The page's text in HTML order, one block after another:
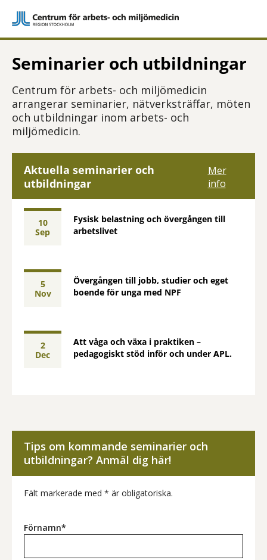
Seminarier och utbildningar
Centrum för arbets- och miljömedicin
arrangerar seminarier, nätverksträffar, möten
och utbildningar inom arbets- och
miljömedicin.
Aktuella seminarier och
utbildningar
Mer
info
10
sep
Fysisk belastning och övergången till
arbetslivet
5
nov
Övergången till jobb, studier och eget
boende för unga med NPF
2
dec
Att våga och växa i praktiken –
pedagogiskt stöd inför och under APL.
Tips om kommande seminarier och
utbildningar? Anmäl dig här!
Fält markerade med * är obligatoriska.
Förnamn*